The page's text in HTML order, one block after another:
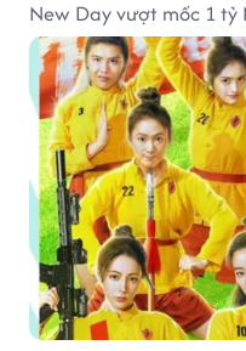
New Day vượt mốc 1 tỷ